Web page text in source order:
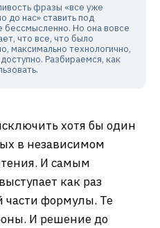
фразы «все уже
до нас» ставить под
бессмысленно. Но она вовсе
что все, что было
максимально технологично,
Разбираемся, как
хотя бы один
в независимом
И самым
как раз
части формулы. Те
И решение до